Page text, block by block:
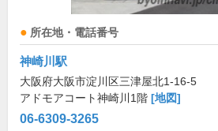
所在地・電話番号
神崎川駅
大阪府大阪市淀川区三津屋北1-16-5
アドモアコート神崎川1階 [地図]
06-6309-3265